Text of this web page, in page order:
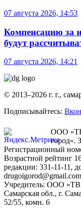
07 августа 2026, 14:53
Компенсацию за
будут
07 августа 2026, 14:21
© 2013–2026 г. г.,
Подписывайтесь:
ООО
город».
Регистрационный
Возрастной рейтинг
редакции: 331-11-11,
Учредитель: ООО
Самарская обл., г.
52/55, комн. 6